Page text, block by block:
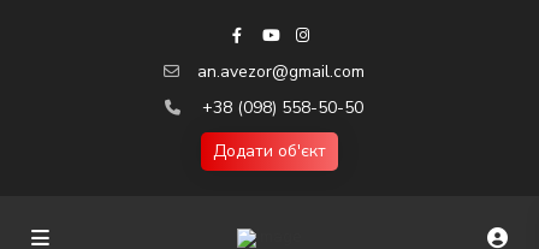
an.avezor@gmail.com
+38 (098) 558-50-50
Додати об'єкт